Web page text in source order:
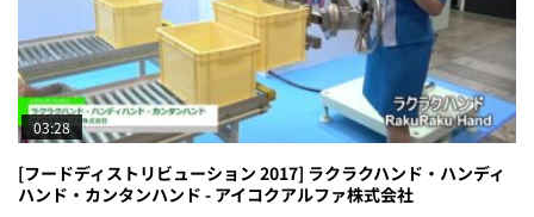
03:28
[フードディストリビューション 2017] ラクラクハンド・ハンディ
ハンド・カンタンハンド - アイコクアルファ株式会社